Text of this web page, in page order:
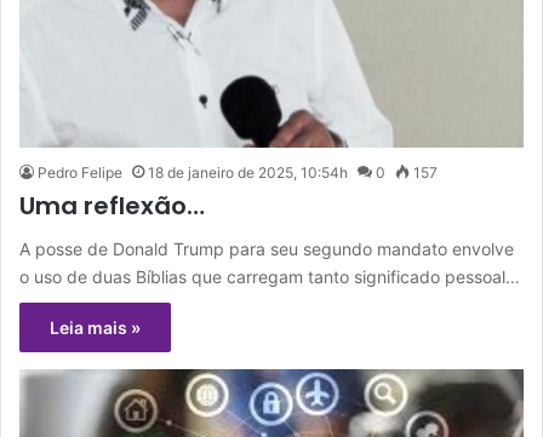
Pedro Felipe 18 de janeiro de 2025, 10:54h 0 157
Uma reflexão…
A posse de Donald Trump para seu segundo mandato envolve
o uso de duas Bíblias que carregam tanto significado pessoal…
Leia mais »